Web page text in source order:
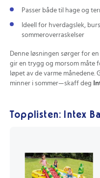
Passer både til hage og
Ideell for hverdagslek,
sommeroverraskelser
Denne løsningen sørger for
gir en trygg og morsom måte
løpet av de varme månedene.
minner i sommer—skaff deg
Topplisten: Intex